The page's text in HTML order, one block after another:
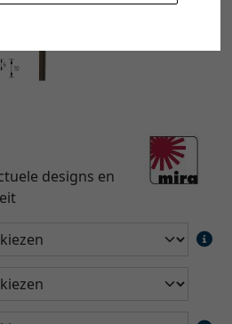
designs en